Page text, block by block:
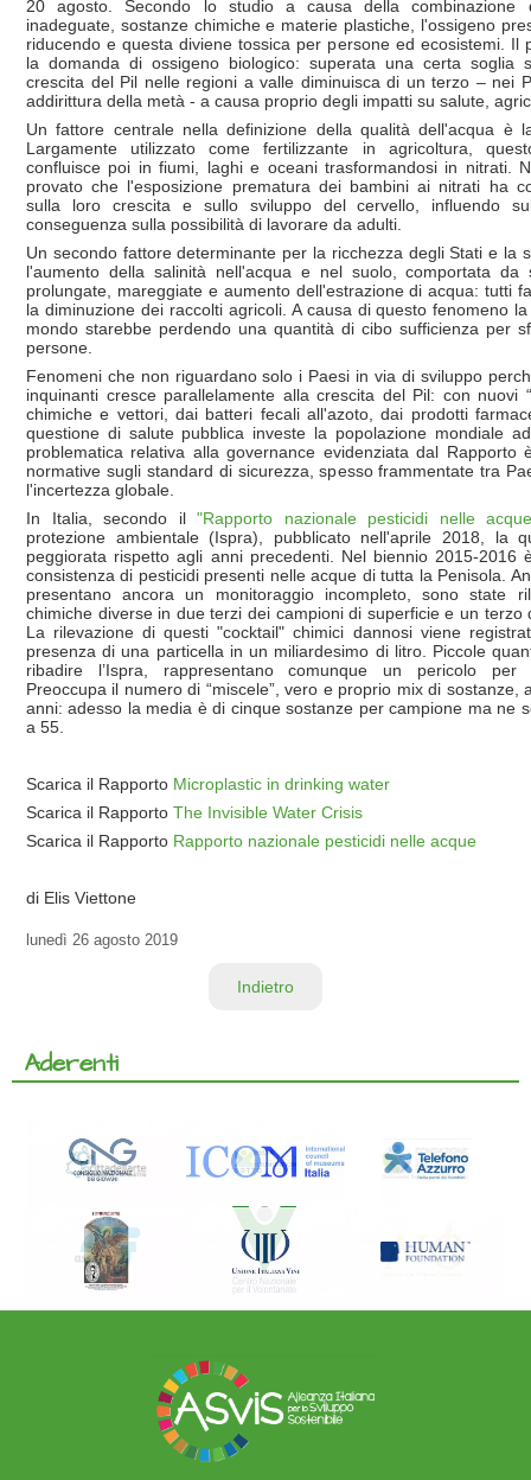
20 agosto. Secondo lo studio a causa della combinazione
inadeguate, sostanze chimiche e materie plastiche, l'ossigeno
riducendo e questa diviene tossica per persone ed ecosistemi. Il
la domanda di ossigeno biologico: superata una certa soglia
crescita del Pil nelle regioni a valle diminuisca di un terzo – nei
addirittura della metà - a causa proprio degli impatti su salute,
Un fattore centrale nella definizione della qualità dell'acqua è
Largamente utilizzato come fertilizzante in agricoltura,
confluisce poi in fiumi, laghi e oceani trasformandosi in nitrati.
provato che l'esposizione prematura dei bambini ai nitrati ha
sulla loro crescita e sullo sviluppo del cervello, influendo
conseguenza sulla possibilità di lavorare da adulti.
Un secondo fattore determinante per la ricchezza degli Stati e la
l'aumento della salinità nell'acqua e nel suolo, comportata da
prolungate, mareggiate e aumento dell'estrazione di acqua: tutti
la diminuzione dei raccolti agricoli. A causa di questo fenomeno
mondo starebbe perdendo una quantità di cibo sufficienza per
persone.
Fenomeni che non riguardano solo i Paesi in via di sviluppo
inquinanti cresce parallelamente alla crescita del Pil: con nuovi
chimiche e vettori, dai batteri fecali all'azoto, dai prodotti
questione di salute pubblica investe la popolazione mondiale
problematica relativa alla governance evidenziata dal Rapporto
normative sugli standard di sicurezza, spesso frammentate tra
l'incertezza globale.
In Italia, secondo il"Rapporto nazionale pesticidi nelle
protezione ambientale (Ispra), pubblicato nell'aprile 2018, la
peggiorata rispetto agli anni precedenti. Nel biennio 2015-2016
consistenza di pesticidi presenti nelle acque di tutta la Penisola.
presentano ancora un monitoraggio incompleto, sono state
chimiche diverse in due terzi dei campioni di superficie e un terzo
La rilevazione di questi "cocktail" chimici dannosi viene
presenza di una particella in un miliardesimo di litro. Piccole
ribadire l’Ispra, rappresentano comunque un pericolo per
Preoccupa il numero di “miscele”, vero e proprio mix di sostanze,
anni: adesso la media è di cinque sostanze per campione ma ne
a 55.
Scarica il Rapporto Microplastic in drinking water
Scarica il Rapporto The Invisible Water Crisis
Scarica il Rapporto Rapporto nazionale pesticidi nelle acque
di Elis Viettone
lunedì 26 agosto 2019
Indietro
Aderenti